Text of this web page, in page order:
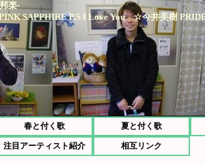
楽-
SAPPHIRE P.S I Love You ☆今井美樹
春と付く歌 夏と付く歌
注目アーティスト紹介 相互リンク